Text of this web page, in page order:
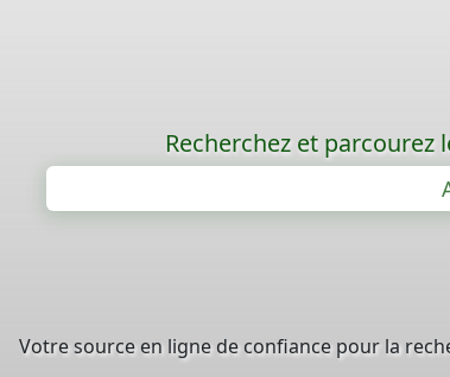
Recherchez et
Votre source en ligne de confiance pour la